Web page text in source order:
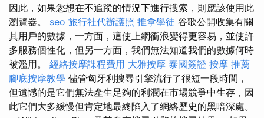
因此，如果您想在不追蹤的情況下進行搜索，則應該使用此
瀏覽器。 seo 旅行社代辦護照 推拿學徒 谷歌公開收集有關
其用戶的數據，一方面，這使上網衝浪變得更容易，並使許
多服務個性化，但另一方面，我們無法知道我們的數據何時
被濫用。 經絡按摩課程費用 大雅按摩 泰國簽證 按摩 推薦
腳底按摩教學 儘管匈牙利搜尋引擎流行了很短一段時間，
但遺憾的是它們無法產生足夠的利潤在市場競爭中生存，因
此它們大多緩慢但肯定地最終陷入了網絡歷史的黑暗深處。